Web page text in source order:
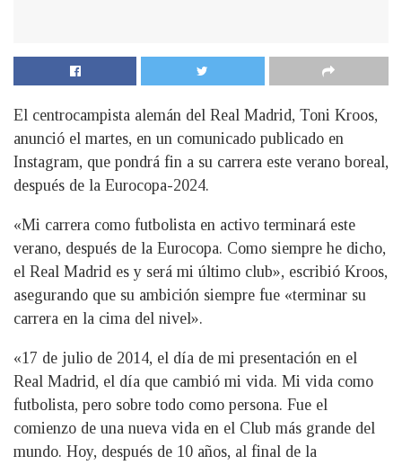
El centrocampista alemán del Real Madrid, Toni Kroos,
anunció el martes, en un comunicado publicado en
Instagram, que pondrá fin a su carrera este verano boreal,
después de la Eurocopa-2024.
«Mi carrera como futbolista en activo terminará este
verano, después de la Eurocopa. Como siempre he dicho,
el Real Madrid es y será mi último club», escribió Kroos,
asegurando que su ambición siempre fue «terminar su
carrera en la cima del nivel».
«17 de julio de 2014, el día de mi presentación en el
Real Madrid, el día que cambió mi vida. Mi vida como
futbolista, pero sobre todo como persona. Fue el
comienzo de una nueva vida en el Club más grande del
mundo. Hoy, después de 10 años, al final de la